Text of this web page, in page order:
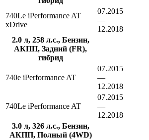
740Le iPerformance AT
xDrive
07.2015
—
12.2018
2.0 л, 258 л.с., Бензин,
АКПП, Задний (FR),
гибрид
740e iPerformance AT
07.2015
—
12.2018
740Le iPerformance AT
07.2015
—
12.2018
3.0 л, 326 л.с., Бензин,
АКПП, Полный (4WD)